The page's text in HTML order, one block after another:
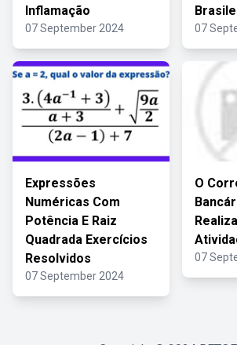
Inflamação
07 September 2024 07
Expressões
Numéricas Com
Potência E Raiz
Quadrada Exercícios
Resolvidos
07 September 2024
O
07